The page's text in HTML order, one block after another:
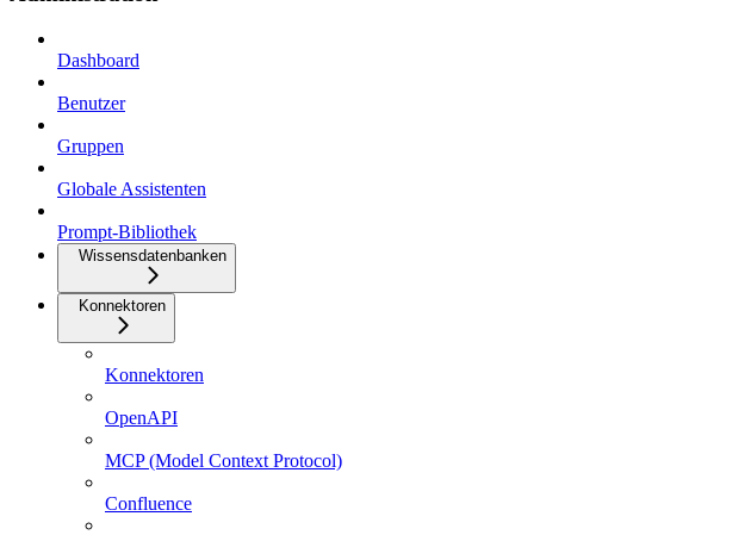
Dashboard
Benutzer
Gruppen
Globale Assistenten
Prompt-Bibliothek
Wissensdatenbanken
Konnektoren
Konnektoren
OpenAPI
MCP (Model Context Protocol)
Confluence